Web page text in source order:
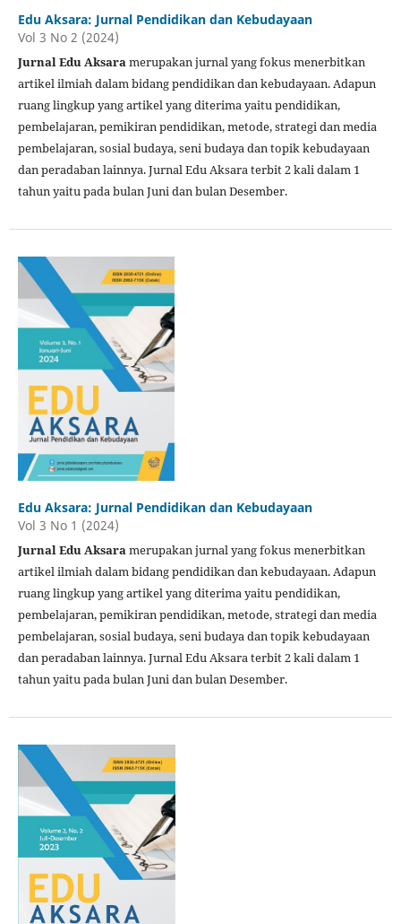
Edu Aksara: Jurnal Pendidikan dan Kebudayaan
Vol 3 No 2 (2024)
Jurnal Edu Aksaramerupakan jurnal yang fokus menerbitkan
artikel ilmiah dalam bidang pendidikan dan kebudayaan. Adapun
ruang lingkup yang artikel yang diterima yaitu pendidikan,
pembelajaran, pemikiran pendidikan, metode, strategi dan media
pembelajaran, sosial budaya, seni budaya dan topik kebudayaan
dan peradaban lainnya. Jurnal Edu Aksara terbit 2 kali dalam 1
tahun yaitu pada bulan Juni dan bulan Desember.
Edu Aksara: Jurnal Pendidikan dan Kebudayaan
Vol 3 No 1 (2024)
Jurnal Edu Aksaramerupakan jurnal yang fokus menerbitkan
artikel ilmiah dalam bidang pendidikan dan kebudayaan. Adapun
ruang lingkup yang artikel yang diterima yaitu pendidikan,
pembelajaran, pemikiran pendidikan, metode, strategi dan media
pembelajaran, sosial budaya, seni budaya dan topik kebudayaan
dan peradaban lainnya. Jurnal Edu Aksara terbit 2 kali dalam 1
tahun yaitu pada bulan Juni dan bulan Desember.